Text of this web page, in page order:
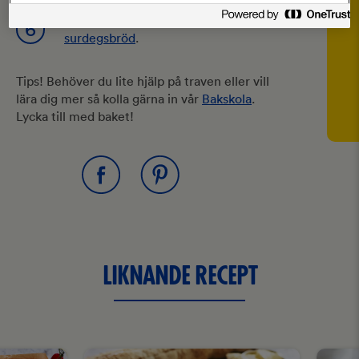
6
Servera tillsammans med nybakat
surdegsbröd.
Tips! Behöver du lite hjälp på traven eller vill
lära dig mer så kolla gärna in vår Bakskola.
Lycka till med baket!
LIKNANDE RECEPT